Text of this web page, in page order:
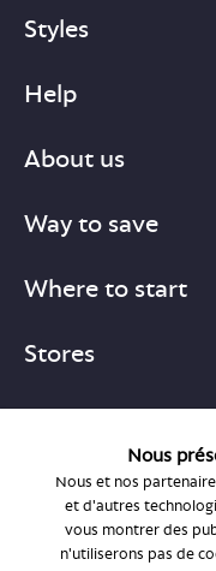
Styles
Help
About us
Way to save
Where to start
Stores
1-877-755-6659
support@bonlook.com
Nous
Nous et nos
et d'autres
vous montrer des
n'utiliserons pas de